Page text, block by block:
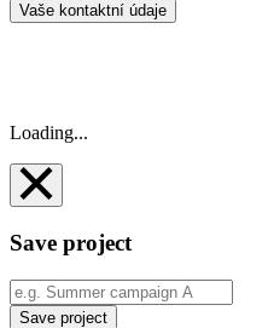
Vaše kontaktní údaje
Loading...
Save project
Save project